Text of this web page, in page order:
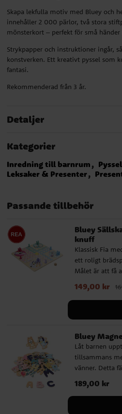
Skapa lekfulla motiv med Bluey och
innehåller 2 000 pärlor, två stora
mönsterkort – perfekt för små
Strykpapper och instruktioner ingår,
konstverken. Ett kreativt pyssel som
fantasi.
Rekommenderad från 3 år.
Detaljer
Kategorier
Inredning till barnrum Pyssel
Leksaker & Presenter
Passande tillbehör
Bluey
knuff
Klassisk Fia
ett roligt
Målet är att få
start till mål
tillverkat i trä
pjäser i fyra
spelregler. En
fartfyllt race.
Nuvarande
149,00 kr
Bluey
Låt barnen
tillsammans
vänner. Detta
nordiska och
populära
Pris :189,00 kr
189,00 kr